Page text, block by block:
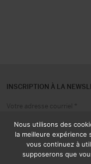
INSCRIPTION À LA
Nous utilisons des
la meilleure expérience
vous continuez à
supposerons que